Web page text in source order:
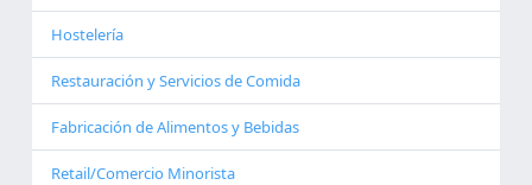
Hostelería
Restauración y Servicios de Comida
Fabricación de Alimentos y Bebidas
Retail/Comercio Minorista